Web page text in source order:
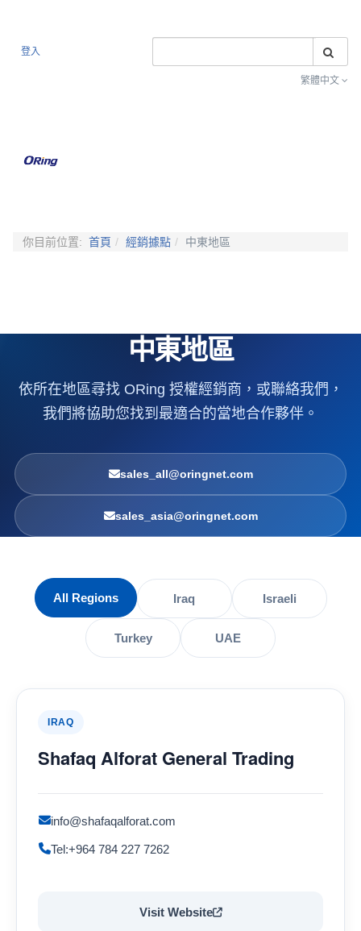
搜
登入
繁體中文
你目前位置: 首頁 經銷據點 中東地區
中東地區
依所在地區尋找 ORing 授權經銷商，或聯絡我們，
我們將協助您找到最適合的當地合作夥伴。
sales_all@oringnet.com
sales_asia@oringnet.com
All Regions Iraq Israeli
Turkey UAE
IRAQ
Shafaq Alforat General Trading
info@shafaqalforat.com
Tel:+964 784 227 7262
Visit Website